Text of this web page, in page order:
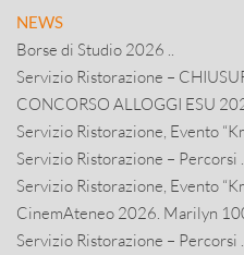
NEWS
Borse di Studio 2026 ..
Servizio Ristorazione –
CONCORSO ALLOGGI ESU
Servizio Ristorazione, Evento “Km
Servizio Ristorazione – Percorsi ..
Servizio Ristorazione, Evento “Km
CinemAteneo 2026. Marilyn
Servizio Ristorazione – Percorsi ..